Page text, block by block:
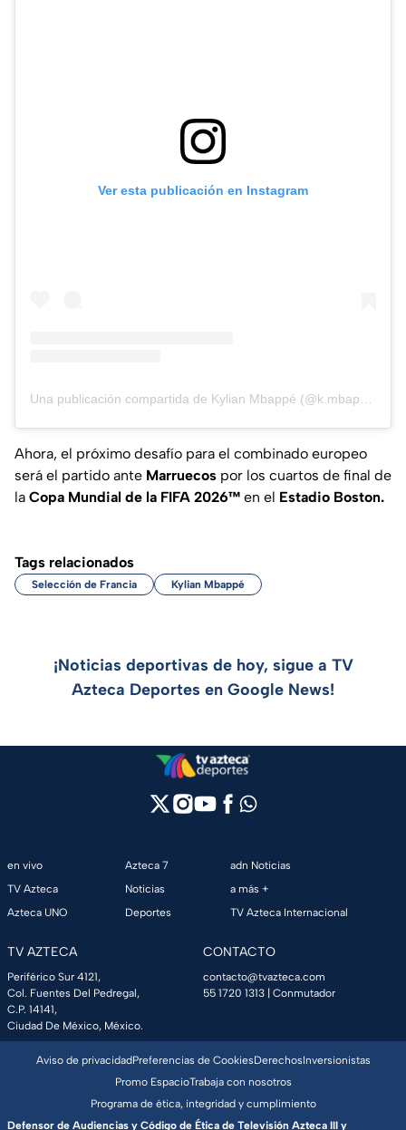
Ver esta publicación en Instagram
Ahora, el próximo desafío para el combinado europeo
será el partido ante Marruecos por los cuartos de final de
la Copa Mundial de la FIFA 2026™ en el Estadio Boston.
Tags relacionados
Selección de Francia Kylian Mbappé
¡Noticias deportivas de hoy, sigue a TV
Azteca Deportes en Google News!
en vivo
TV Azteca
Azteca UNO
Azteca 7
Noticias
Deportes
adn Noticias
a más +
TV Azteca Internacional
TV AZTECA
Periférico Sur 4121,
Col. Fuentes Del Pedregal,
C.P. 14141,
Ciudad De México, México.
CONTACTO
contacto@tvazteca.com
55 1720 1313 | Conmutador
Aviso de privacidadPreferencias de CookiesDerechosInversionistas
Promo EspacioTrabaja con nosotros
Programa de ética, integridad y cumplimiento
Defensor de Audiencias y Código de Ética de Televisión Azteca III y